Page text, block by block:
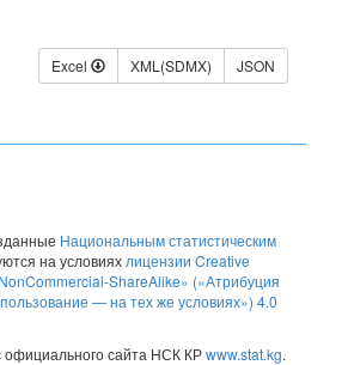
Excel XML(SDMX) JSON
Национальным статистическим
на условиях лицензии Creative
ShareAlike» («Атрибуция
— на тех же условиях») 4.0
сайта НСК КРwww.stat.kg.